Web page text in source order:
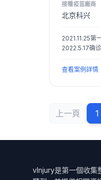
接種疫苗廠商
北京科兴
2021.11.25第
2022.5.17确诊
查看案例詳情
上一頁 1
vInjury是第一個收集